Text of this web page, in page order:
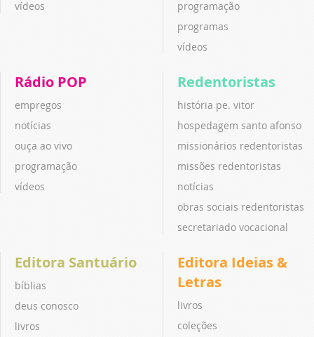
vídeos
programação
programas
vídeos
Rádio POP
empregos
notícias
ouça ao vivo
programação
vídeos
Redentoristas
história pe. vitor
hospedagem santo afonso
missionários redentoristas
missões redentoristas
notícias
obras sociais redentoristas
secretariado vocacional
Editora Santuário
bíblias
deus conosco
livros
Editora Ideias &
Letras
livros
coleções